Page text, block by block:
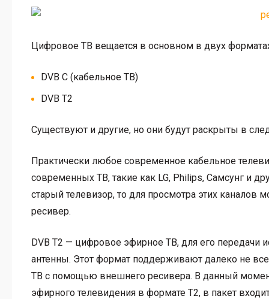
Цифровое ТВ вещается в основном в двух
DVB C (кабельное ТВ)
DVB T2
Существуют и другие, но они будут раскрыты в
Практически любое современное кабельное
современных ТВ, такие как LG, Philips, Самсунг и
старый телевизор, то для просмотра этих
ресивер.
DVB T2 — цифровое эфирное ТВ, для его передачи
антенны. Этот формат поддерживают далеко не
ТВ с помощью внешнего ресивера. В данный
эфирного телевидения в формате T2, в пакет